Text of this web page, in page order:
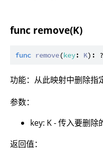
func remove(K)
func remove(key: K): ?
功能：从此映射中删除指
参数：
key: K - 传入要删除
返回值：